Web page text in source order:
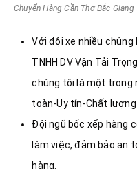
Chuyển Hàng Cần Thơ Bắc Giang
Với đội xe nhiều
TNHH DV Vận Tải
chúng tôi là một trong
toàn-Uy tín-Chất lượng
Đội ngũ bốc xếp hàng
làm việc, đảm bảo an
hàng.